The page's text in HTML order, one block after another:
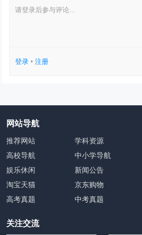
请登录后参与评论...
登录 •注册
网站导航
推荐网站 学科资源
高校导航
中小学导航
娱乐休闲
新闻公告
淘宝天猫
京东购物
高考真题
中考真题
关注交流